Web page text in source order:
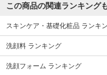
この商品の関連ランキング
スキンケア・基礎化粧品 ランキ
洗顔料 ランキング
洗顔フォーム ランキング